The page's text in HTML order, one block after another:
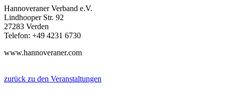
Hannoveraner Verband e.V.
Lindhooper Str. 92
27283 Verden
Telefon: +49 4231 6730
www.hannoveraner.com
zurück zu den Veranstaltungen